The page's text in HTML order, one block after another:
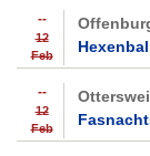
--
12
Feb
--
12
Feb